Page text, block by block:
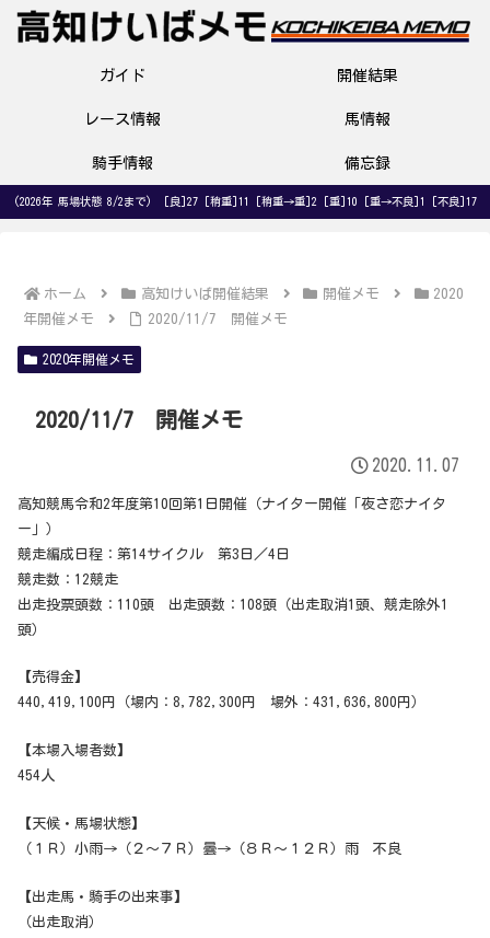
ガイド 開催結果
レース情報 馬情報
騎手情報 備忘録
(2026年 馬場状態 8/2まで) [良]27 [稍重]11 [稍重→重]2 [重]10 [重→不良]1 [不良]17
ホーム 高知けいば開催結果 開催メモ
2020
年開催メモ
2020/11/7 開催メモ
2020年開催メモ
2020/11/7 開催メモ
2020.11.07
高知競馬令和2年度第10回第1日開催（ナイター開催「夜さ恋ナイタ
ー」）
競走編成日程：第14サイクル 第3日／4日
競走数：12競走
出走投票頭数：110頭 出走頭数：108頭（出走取消1頭、競走除外1
頭）
【売得金】
440,419,100円（場内：8,782,300円 場外：431,636,800円）
【本場入場者数】
454人
【天候・馬場状態】
（１Ｒ）小雨→（２～７Ｒ）曇→（８Ｒ～１２Ｒ）雨 不良
【出走馬・騎手の出来事】
（出走取消）